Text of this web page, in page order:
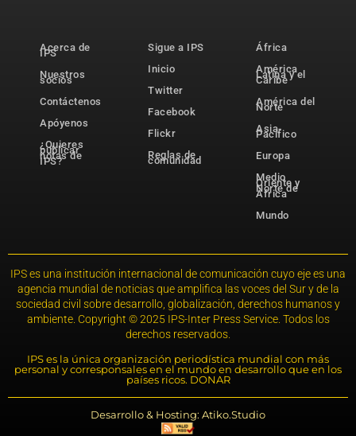
Acerca de
IPS
Nuestros
socios
Contáctenos
Apóyenos
¿Quieres
publicar
notas de
IPS?
Sigue a IPS
Inicio
Twitter
Facebook
Flickr
Reglas de
comunidad
África
América
Latina y el
Caribe
América del
Norte
Asia-
Pacífico
Europa
Medio
Oriente y
Norte de
África
Mundo
IPS es una institución internacional de comunicación cuyo eje es una
agencia mundial de noticias que amplifica las voces del Sur y de la
sociedad civil sobre desarrollo, globalización, derechos humanos y
ambiente. Copyright © 2025 IPS-Inter Press Service. Todos los
derechos reservados.
IPS es la única organización periodística mundial con más
personal y corresponsales en el mundo en desarrollo que en los
países ricos. DONAR
Desarrollo & Hosting: Atiko.Studio